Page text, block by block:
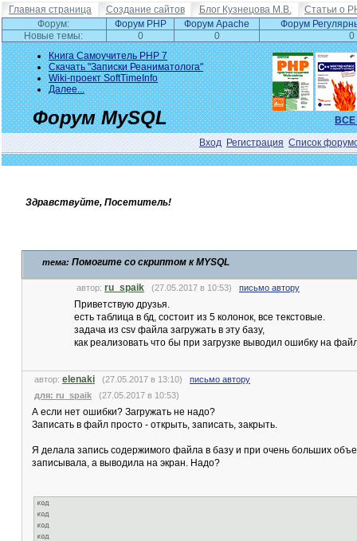
Главная страница Создание сайтов Блог Кузнецова М.В.
Статьи о
Форум:
Форум PHP Форум Apache
Форум
Новые темы:
0 0
0
Книга Самоучитель PHP 7
Скачать "Записки Реаниматолога"
Wiki-проект SoftTimeInfo
Далее...
Форум MySQL
Вход Регистрация Список
Здравствуйте, Посетитель!
тема: Помогите со скриптом к MYSQL
автор: ru_spaik (27.05.2017 в 10:53) письмо автору
Приветствую друзья.
есть таблица в бд, состоит из 5 колонок, все текстовые.
задача из csv файла загружать в эту базу,
как реализовать что бы при загрузке выводил ошибку на
автор: elenaki (27.05.2017 в 13:10) письмо автору
для: ru_spaik (27.05.2017 в 10:53)
А если нет ошибки? Загружать не надо?
Записать в файл просто - открыть, записать, закрыть.
Я делала запись содержимого файла в базу и при очень больших
записывала, а выводила на экран. Надо?